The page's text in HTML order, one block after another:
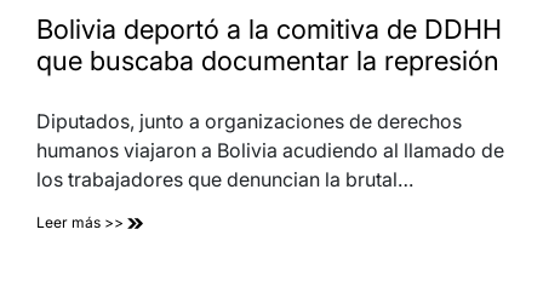
Bolivia deportó a la comitiva de DDHH
que buscaba documentar la represión
Diputados, junto a organizaciones de derechos
humanos viajaron a Bolivia acudiendo al llamado de
los trabajadores que denuncian la brutal…
Leer más >>